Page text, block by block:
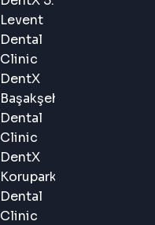
Levent
Dental
Clinic
DentX
Başakşehir
Dental
Clinic
DentX
Korupark
Dental
Clinic